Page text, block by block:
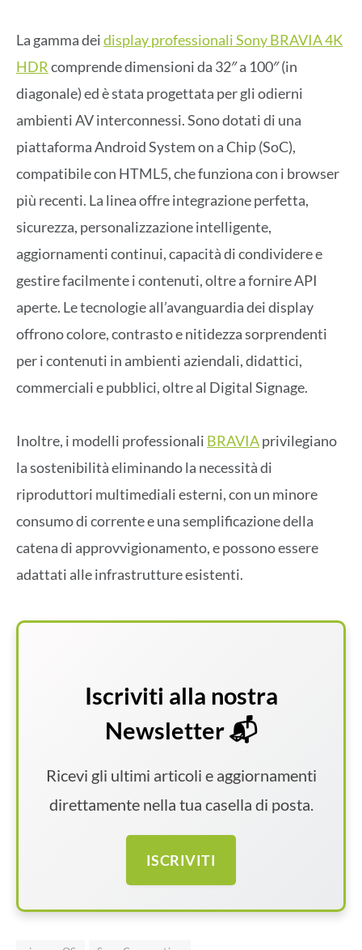
La gamma deidisplay professionali Sony BRAVIA 4K
HDRcomprende dimensioni da 32″ a 100″ (in
diagonale) ed è stata progettata per gli odierni
ambienti AV interconnessi. Sono dotati di una
piattaforma Android System on a Chip (SoC),
compatibile con HTML5, che funziona con i browser
più recenti. La linea offre integrazione perfetta,
sicurezza, personalizzazione intelligente,
aggiornamenti continui, capacità di condividere e
gestire facilmente i contenuti, oltre a fornire API
aperte. Le tecnologie all’avanguardia dei display
offrono colore, contrasto e nitidezza sorprendenti
per i contenuti in ambienti aziendali, didattici,
commerciali e pubblici, oltre al Digital Signage.
Inoltre, i modelli professionali BRAVIAprivilegiano
la sostenibilità eliminando la necessità di
riproduttori multimediali esterni, con un minore
consumo di corrente e una semplificazione della
catena di approvvigionamento, e possono essere
adattati alle infrastrutture esistenti.
Iscriviti alla nostra
Newsletter 📬
Ricevi gli ultimi articoli e aggiornamenti
direttamente nella tua casella di posta.
ISCRIVITI